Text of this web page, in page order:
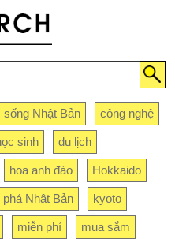
sống Nhật Bản công nghệ
sinh du lịch
hoa anh đào Hokkaido
phá Nhật Bản kyoto
miễn phí mua sắm